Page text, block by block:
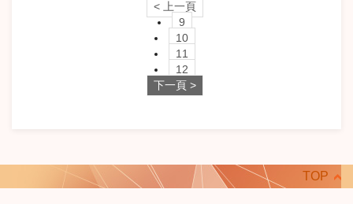
< 上一頁
9
10
11
12
下一頁 >
TOP